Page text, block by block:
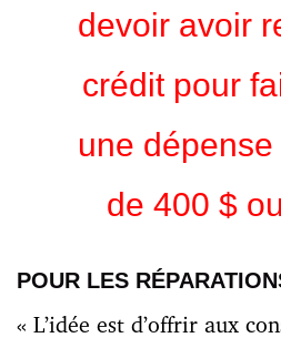
devoir avoir
crédit pour
une
de 400 $
POUR LES
« L’idée est d’offrir aux